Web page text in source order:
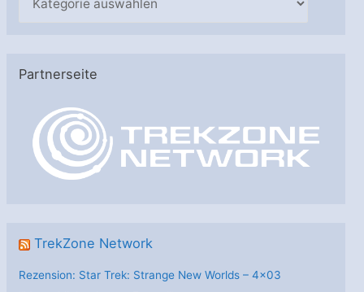
g
Partnerseite
TrekZone Network
Rezension: Star Trek: Strange New Worlds – 4×03